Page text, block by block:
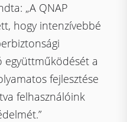
„A QNAP
hogy intenzívebbé
együttműködését a
fejlesztése
felhasználóink